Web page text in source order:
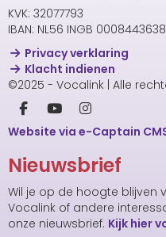
KVK: 32077793
IBAN: NL56 INGB 0008443638
Privacy verklaring
Klacht indienen
©2025 - Vocalink | Alle
Website via e-Captain
Nieuwsbrief
Wil je op de hoogte blijven
Vocalink of andere
onze nieuwsbrief. Kijk hier